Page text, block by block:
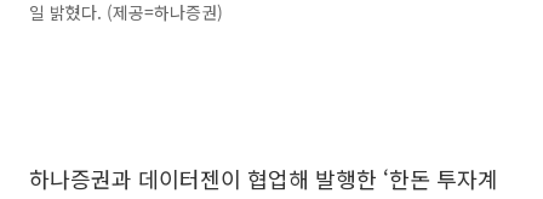
일 밝혔다. (제공=하나증권)
하나증권과 데이터젠이 협업해 발행한 ‘한돈 투자계